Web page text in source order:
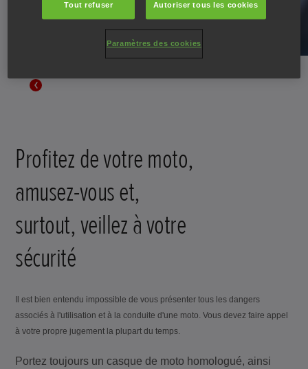
Profitez de votre moto,
amusez-vous et,
surtout, veillez à votre
sécurité
Il est bien entendu impossible de vous présenter tous les dangers
associés à l'utilisation et à la conduite d'une moto. Vous devez faire appel
à votre propre jugement la plupart du temps.
Portez toujours un casque de moto homologué, ainsi
Tout refuser Autoriser tous les cookies
Paramètres des cookies